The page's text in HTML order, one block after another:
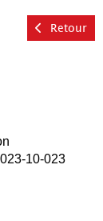
Retour
10-023